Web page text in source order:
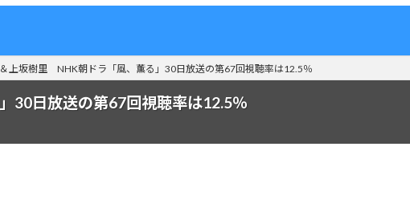
上坂樹里 NHK朝ドラ「風、薫る」30日放送の第67回視聴率は12.5％
30日放送の第67回視聴率は12.5％